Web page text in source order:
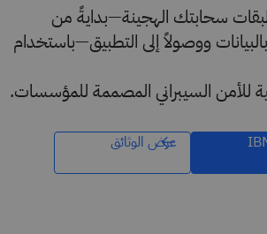
سحابتك الهجينة—بدايةً من
ووصولاً إلى التطبيق—باستخدام
للأمن السيبراني المصممة للمؤسسات.
عرض الوثائق